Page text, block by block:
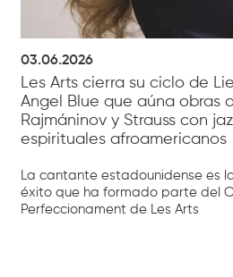
03.06.2026
Les Arts cierra su ciclo de
Angel Blue que aúna obras
Rajmáninov y Strauss con
espirituales afroamericanos
La cantante estadounidense es
éxito que ha formado parte del
Perfeccionament de Les Arts